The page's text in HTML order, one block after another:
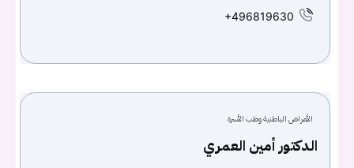
+496819630
الأمراض الباطنية وطب الأسرة
الدكتور أمين العمري